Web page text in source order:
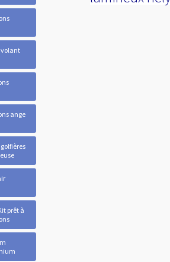
volant
ange
prêt à